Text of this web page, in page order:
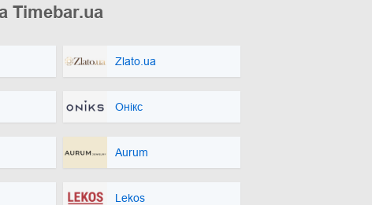
Timebar.ua
Zlato.ua
Онікс
Aurum
Lekos